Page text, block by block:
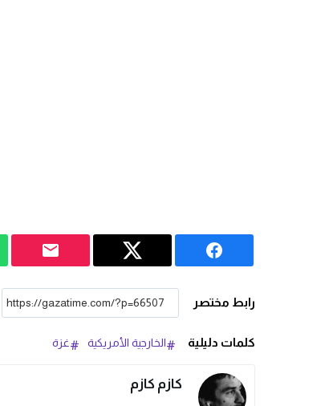
رابط مختصر
كلمات دليلية الخارجية الأمريكية غزة
كازم كازم